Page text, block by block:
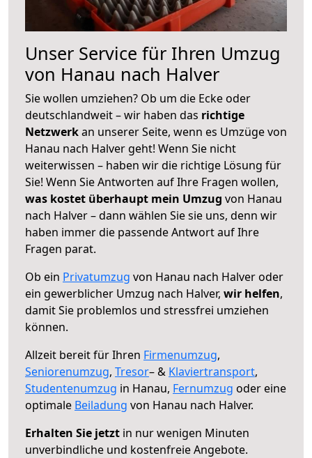
Unser Service für Ihren Umzug
von Hanau nach Halver
Sie wollen umziehen? Ob um die Ecke oder
deutschlandweit – wir haben das richtige
Netzwerkan unserer Seite, wenn es Umzüge von
Hanau nach Halver geht! Wenn Sie nicht
weiterwissen – haben wir die richtige Lösung für
Sie! Wenn Sie Antworten auf Ihre Fragen wollen,
was kostet überhaupt mein Umzug von Hanau
nach Halver – dann wählen Sie sie uns, denn wir
haben immer die passende Antwort auf Ihre
Fragen parat.
Ob ein Privatumzug von Hanau nach Halver oder
ein gewerblicher Umzug nach Halver, wir helfen,
damit Sie problemlos und stressfrei umziehen
können.
Allzeit bereit für Ihren Firmenumzug,
Seniorenumzug, Tresor– & Klaviertransport,
Studentenumzug in Hanau, Fernumzug oder eine
optimale Beiladung von Hanau nach Halver.
Erhalten Sie jetzt in nur wenigen Minuten
unverbindliche und kostenfreie Angebote.